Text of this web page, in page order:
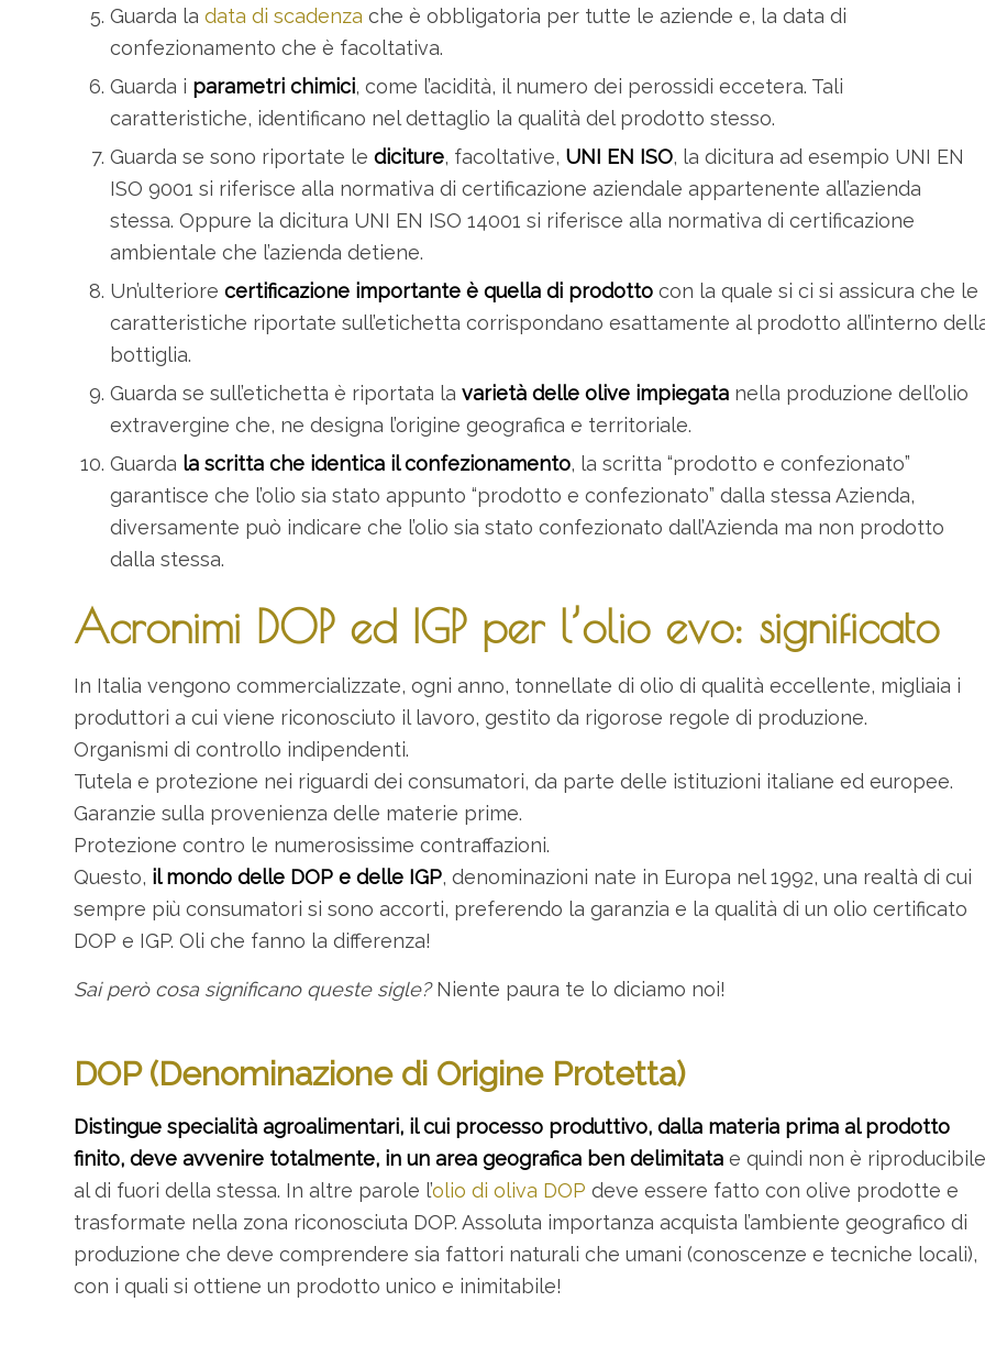
Guarda la data di scadenza che è obbligatoria per tutte le aziende e, la data di
confezionamento che è facoltativa.
Guarda i parametri chimici, come l’acidità, il numero dei perossidi eccetera. Tali
caratteristiche, identificano nel dettaglio la qualità del prodotto stesso.
Guarda se sono riportate le diciture, facoltative, UNI EN ISO, la dicitura ad esempio UNI EN
ISO 9001 si riferisce alla normativa di certificazione aziendale appartenente all’azienda
stessa. Oppure la dicitura UNI EN ISO 14001 si riferisce alla normativa di certificazione
ambientale che l’azienda detiene.
Un’ulteriore certificazione importante è quella di prodotto con la quale si ci si assicura che le
caratteristiche riportate sull’etichetta corrispondano esattamente al prodotto all’interno
bottiglia.
Guarda se sull’etichetta è riportata la varietà delle olive impiegata nella produzione dell’olio
extravergine che, ne designa l’origine geografica e territoriale.
Guarda la scritta che identica il confezionamento, la scritta “prodotto e confezionato”
garantisce che l’olio sia stato appunto “prodotto e confezionato” dalla stessa Azienda,
diversamente può indicare che l’olio sia stato confezionato dall’Azienda ma non prodotto
dalla stessa.
Acronimi DOP ed IGP per l’olio evo: significato
In Italia vengono commercializzate, ogni anno, tonnellate di olio di qualità eccellente, migliaia i
produttori a cui viene riconosciuto il lavoro, gestito da rigorose regole di produzione.
Organismi di controllo indipendenti.
Tutela e protezione nei riguardi dei consumatori, da parte delle istituzioni italiane ed europee.
Garanzie sulla provenienza delle materie prime.
Protezione contro le numerosissime contraffazioni.
Questo, il mondo delle DOP e delle IGP, denominazioni nate in Europa nel 1992, una realtà di cui
sempre più consumatori si sono accorti, preferendo la garanzia e la qualità di un olio certificato
DOP e IGP. Oli che fanno la differenza!
Sai però cosa significano queste sigle?Niente paura te lo diciamo noi!
DOP (Denominazione di Origine Protetta)
Distingue specialità agroalimentari, il cui processo produttivo, dalla materia prima al prodotto
finito, deve avvenire totalmente, in un area geografica ben delimitata e quindi non è riproducibile
al di fuori della stessa. In altre parole l’olio di oliva DOP deve essere fatto con olive prodotte e
trasformate nella zona riconosciuta DOP. Assoluta importanza acquista l’ambiente geografico di
produzione che deve comprendere sia fattori naturali che umani (conoscenze e tecniche locali),
con i quali si ottiene un prodotto unico e inimitabile!